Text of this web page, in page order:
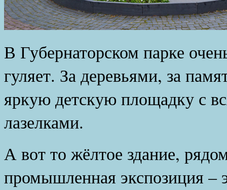
В Губернаторском парке
гуляет. За деревьями, за
яркую детскую площадку с
лазелками.
А вот то жёлтое здание,
промышленная экспозиция –